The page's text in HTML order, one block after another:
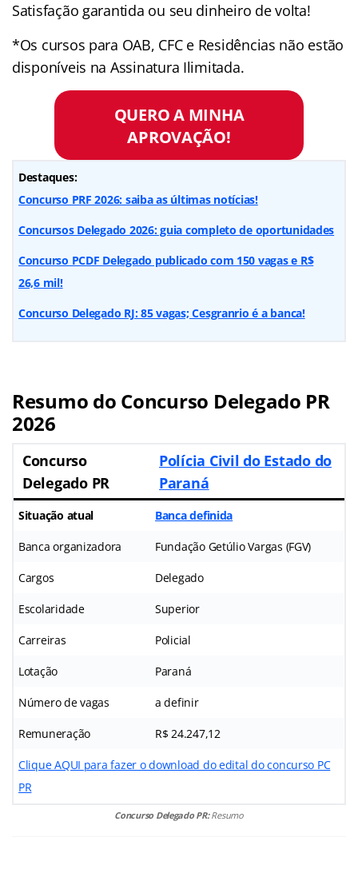
Satisfação garantida ou seu dinheiro de volta!
*Os cursos para OAB, CFC e Residências não estão
disponíveis na Assinatura Ilimitada.
QUERO A MINHA
APROVAÇÃO!
Destaques:
Concurso PRF 2026: saiba as últimas notícias!
Concursos Delegado 2026: guia completo de oportunidades
Concurso PCDF Delegado publicado com 150 vagas e R$
26,6 mil!
Concurso Delegado RJ: 85 vagas; Cesgranrio é a banca!
Resumo do Concurso Delegado PR
2026
Concurso
Delegado PR
Polícia Civil do Estado do
Paraná
Situação atual Banca definida
Banca organizadora Fundação Getúlio Vargas (FGV)
Cargos Delegado
Escolaridade Superior
Carreiras Policial
Lotação Paraná
Número de vagas a definir
Remuneração R$ 24.247,12
Clique AQUI para fazer o download do edital do concurso PC
PR
Concurso Delegado PR:Resumo